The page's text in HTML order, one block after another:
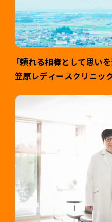
「頼れる相棒として思い
笠原レディースクリニ